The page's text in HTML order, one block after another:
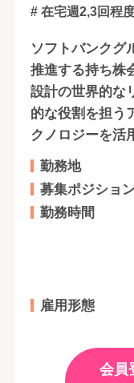
# 在宅週2,3回程
ソフトバンクグ
推進する持ち株
設計の世界的な
的な役割を担う
クノロジーを活
勤務地
募集ポジショ
勤務時間
雇用形態
会員